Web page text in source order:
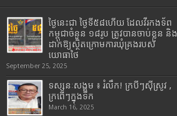
ថ្ងៃនេះជា ថ្ងៃទី៥៨ហើយ ដែលវីរកងទ័ព
កម្ពុជាចំនួន ១៨រូប ត្រូវបានចាប់ខ្លួន និង
ដាក់ឱ្យស្ថិតក្រោមការឃុំគ្រងរបស់
យោធាថៃ
September 25, 2025
ទស្សនៈសង្គម ៖ រំលឹក! ក្របីៗស៊ីស្រូវ ,
ក្រពើៗក្នុងទឹក
March 16, 2025